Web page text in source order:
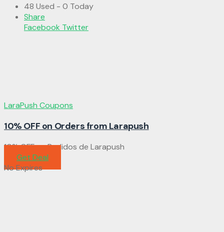
48 Used - 0 Today
Share
Facebook Twitter
LaraPush Coupons
10% OFF on Orders from Larapush
10% OFF en Pedidos de Larapush
Get Deal
No Expires